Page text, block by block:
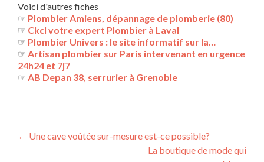
Voici d'autres fiches
☞ Plombier Amiens, dépannage de plomberie (80)
☞ Ckcl votre expert Plombier à Laval
☞ Plombier Univers : le site informatif sur la…
☞ Artisan plombier sur Paris intervenant en urgence
24h24 et 7j7
☞ AB Depan 38, serrurier à Grenoble
Navigation
← Une cave voûtée sur-mesure est-ce possible?
La boutique de mode qui